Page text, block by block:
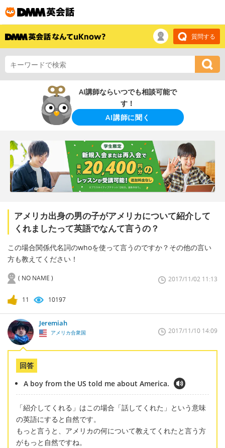
質問する
AI講師ならいつでも相談可能で
す！
AI講師に聞く
アメリカ出身の男の子がアメリカについて紹介して
くれましたって英語でなんて言うの？
この場合関係代名詞のwhoを使って言うのですか？その他の言い
方も教えてください！
( NO NAME ) 2017/11/02 11:13
11 10197
Jeremiah
アメリカ合衆国 2017/11/10 14:09
回答
A boy from the US told me about America.
「紹介してくれる」はこの場合「話してくれた」という意味
の英語にすると自然です。
もっと言うと、アメリカの何について教えてくれたと言う方
がもっと自然ですね。